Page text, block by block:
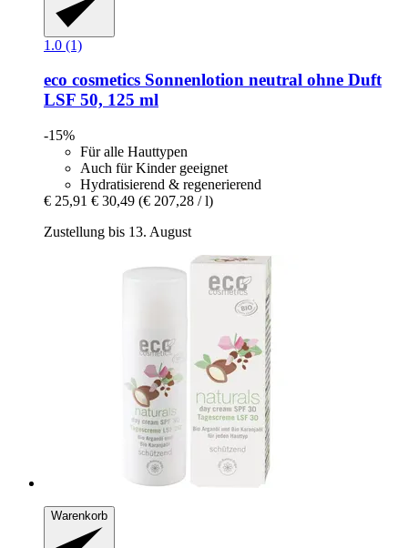
1.0 (1)
eco cosmetics Sonnenlotion neutral ohne Duft
LSF 50, 125 ml
-15%
Für alle Hauttypen
Auch für Kinder geeignet
Hydratisierend & regenerierend
€ 25,91 € 30,49 (€ 207,28 / l)
Zustellung bis 13. August
Warenkorb